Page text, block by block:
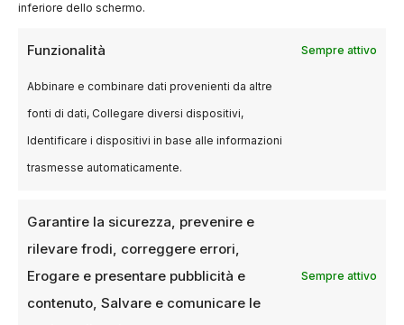
inferiore dello schermo.
Funzionalità Sempre attivo
Abbinare e combinare dati provenienti da altre
fonti di dati, Collegare diversi dispositivi,
Identificare i dispositivi in base alle informazioni
trasmesse automaticamente.
Garantire la sicurezza, prevenire e
rilevare frodi, correggere errori,
Erogare e presentare pubblicità e
contenuto, Salvare e comunicare le
Sempre attivo
BLOG
Vittorio Orsenigo: addio al
poliedrico artista milanese
30 MARZO 2025 LUCA TALOTTA
Il panorama culturale italiano piange la